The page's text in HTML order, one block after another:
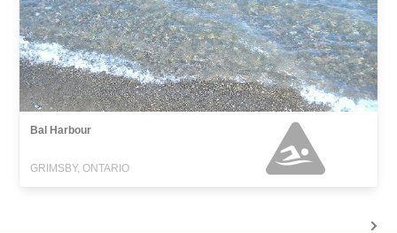
Bal Harbour
GRIMSBY, ONTARIO